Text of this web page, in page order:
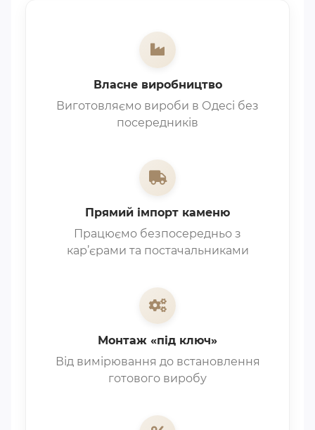
Власне виробництво
Виготовляємо вироби в Одесі без
посередників
Прямий імпорт каменю
Працюємо безпосередньо з
кар’єрами та постачальниками
Монтаж «під ключ»
Від вимірювання до встановлення
готового виробу